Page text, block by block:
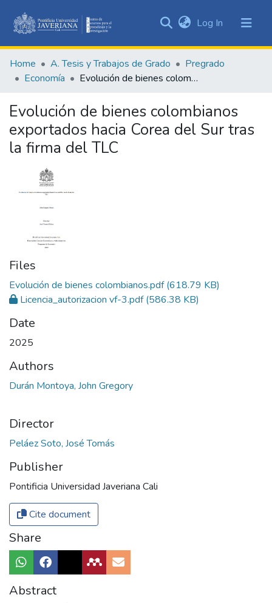
&
Collections
Statistics
Log In (current)
Home A. Tesis y Trabajos de Grado
Pregrado
Economía
Evolución de bienes colombianos exportados hacia Corea del Sur tras la firma del TLC
Evolución de bienes colombianos
exportados hacia Corea del Sur tras
la firma del TLC
Files
Evolución de bienes colombianos.pdf(618.79 KB)
Licencia_autorizacion vf-3.pdf(586.38 KB)
Date
2025
Authors
Durán Montoya, John Gregory
Director
Peláez Soto, José Tomás
Publisher
Pontificia Universidad Javeriana Cali
Cite document
Share
Abstract